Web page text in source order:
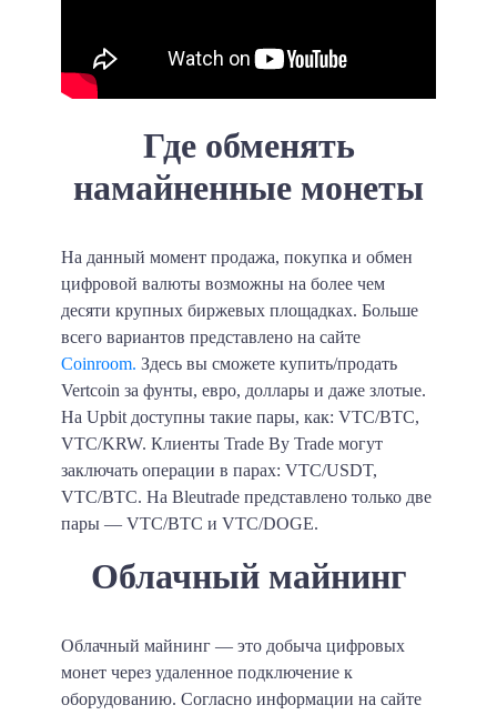
Где обменять
намайненные монеты
На данный момент продажа, покупка и обмен
цифровой валюты возможны на более чем
десяти крупных биржевых площадках. Больше
всего вариантов представлено на сайте
Coinroom. Здесь вы сможете купить/продать
Vertcoin за фунты, евро, доллары и даже злотые.
На Upbit доступны такие пары, как: VTC/BTC,
VTC/KRW. Клиенты Trade By Trade могут
заключать операции в парах: VTC/USDT,
VTC/BTC. На Bleutrade представлено только две
пары — VTC/BTC и VTC/DOGE.
Облачный майнинг
Облачный майнинг — это добыча цифровых
монет через удаленное подключение к
оборудованию. Согласно информации на сайте